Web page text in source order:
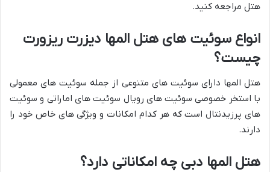
هتل مراجعه کنید.
انواع سوئیت های هتل المها دیزرت ریزورت
چیست؟
هتل المها دارای سوئیت های متنوعی از جمله سوئیت های معمولی
با استخر خصوصی سوئیت های رویال سوئیت های اماراتی و سوئیت
های پرزیدنتال است که هر کدام امکانات و ویژگی های خاص خود را
دارند.
هتل المها دبی چه امکاناتی دارد؟